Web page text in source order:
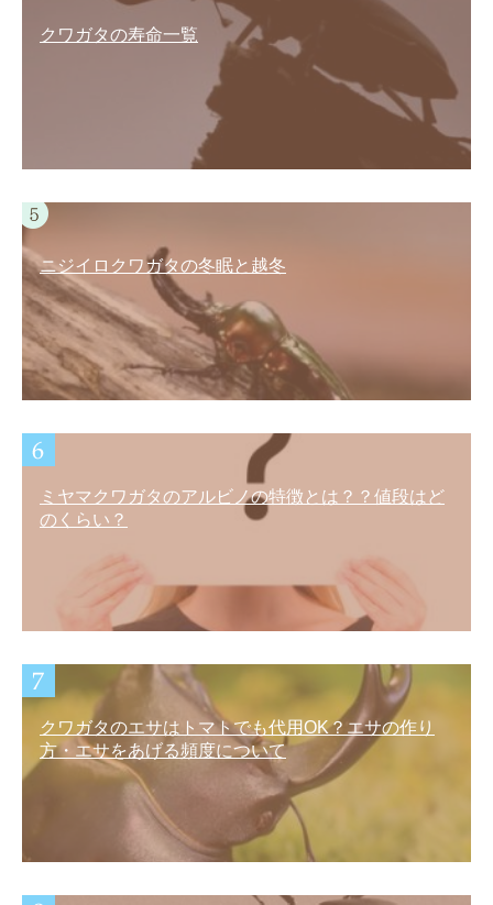
クワガタの寿命一覧
ニジイロクワガタの冬眠と越冬
ミヤマクワガタのアルビノの特徴とは？？値段はど
のくらい？
クワガタのエサはトマトでも代用OK？エサの作り
方・エサをあげる頻度について